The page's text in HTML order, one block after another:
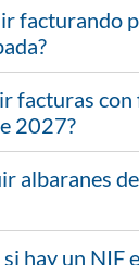
facturando
facturas con
2027?
albaranes
hay un NIF